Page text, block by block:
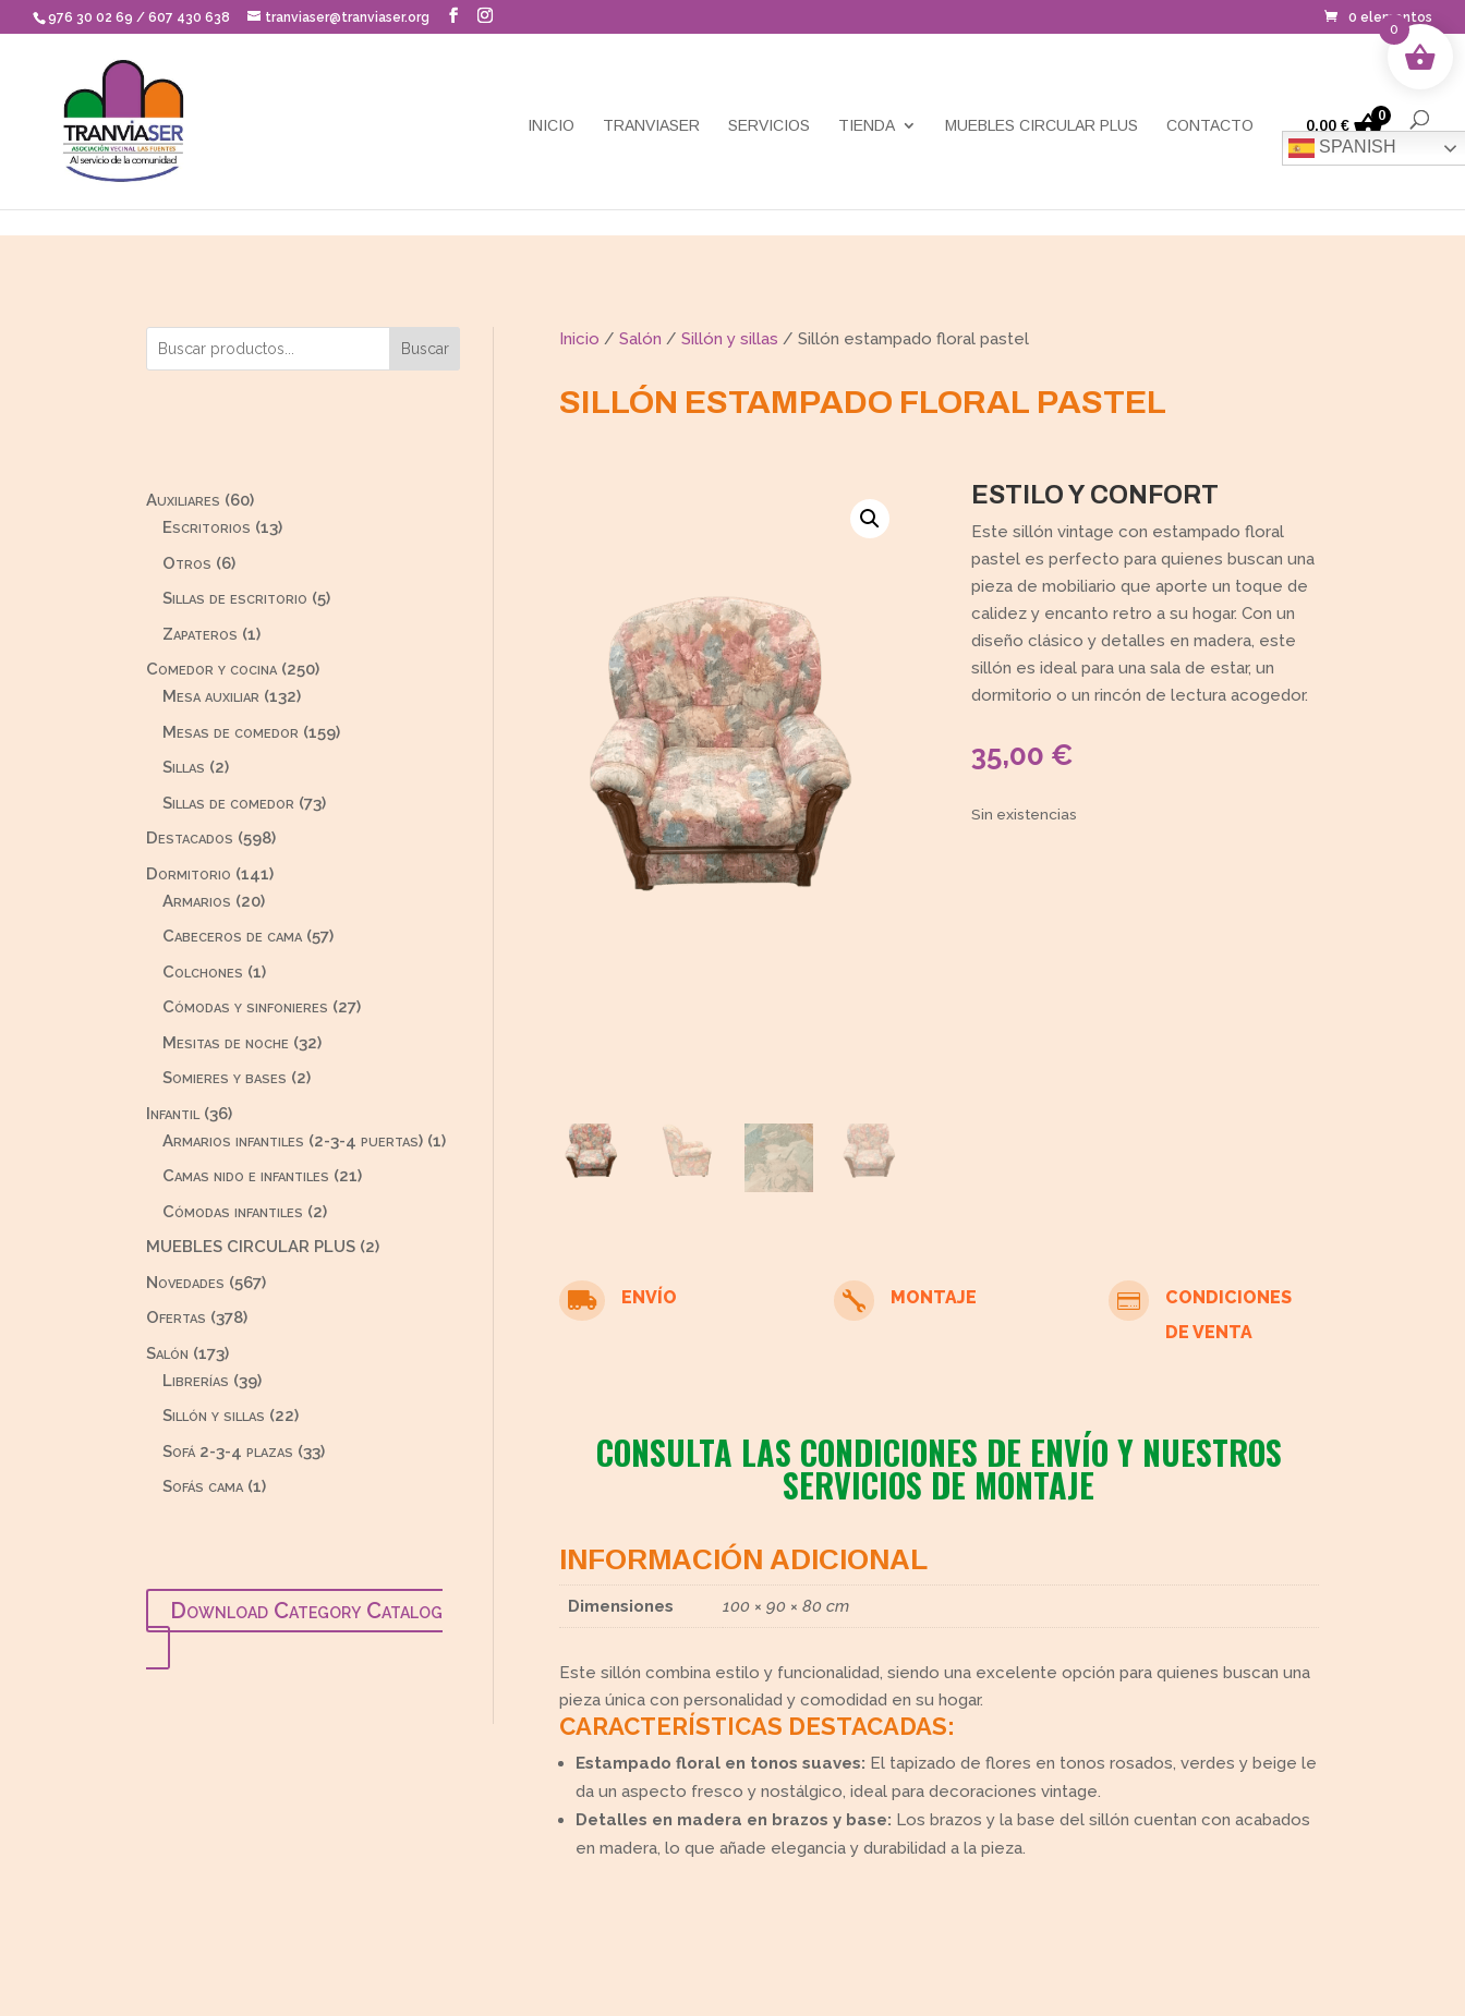
Skip to content
976 30 02 69 / 607 430 638 tranviaser@tranviaser.org 0 elementos
INICIO TRANVIASER SERVICIOS TIENDA MUEBLES CIRCULAR PLUS CONTACTO
SPANISH
0,00 €
0
Buscar
Auxiliares 6060
productos
Escritorios 1313
Otros 66
Sillas de escritorio 55
Zapateros 11
producto
Comedor y cocina 250250
Mesa auxiliar 132132
productos
Mesas de comedor 159159
Sillas 22
productos
Sillas de comedor 7373
Destacados 598598
productos
Dormitorio 141141
Armarios 2020
productos
Cabeceros de cama 5757
Colchones 11
Cómodas y sinfonieres 2727
Mesitas de noche 3232
Somieres y bases 22
Infantil 3636
productos
Armarios infantiles (2-3-4 puertas) 11
Camas nido e infantiles 2121
Cómodas infantiles 22
productos
MUEBLES CIRCULAR PLUS 22
Novedades 567567
Ofertas 378378
Salón 173173
productos
Librerías 3939
productos
Sillón y sillas 2222
productos
Sofá 2-3-4 plazas 3333
Sofás cama 11
Download Category Catalog
Inicio / Salón / Sillón y sillas / Sillón estampado floral pastel
SILLÓN ESTAMPADO FLORAL PASTEL
ESTILO Y CONFORT
Este sillón vintage con estampado floral
pastel es perfecto para quienes buscan una
pieza de mobiliario que aporte un toque de
calidez y encanto retro a su hogar. Con un
diseño clásico y detalles en madera, este
sillón es ideal para una sala de estar, un
dormitorio o un rincón de lectura acogedor.
35,00 €
Sin existencias
 ENVÍO  MONTAJE 
CONDICIONES
DE VENTA
CONSULTA LAS CONDICIONES DE ENVÍO Y NUESTROS
SERVICIOS DE MONTAJE
INFORMACIÓN ADICIONAL
Dimensiones 100 × 90 × 80 cm
Este sillón combina estilo y funcionalidad, siendo una excelente opción para quienes buscan una
pieza única con personalidad y comodidad en su hogar.
CARACTERÍSTICAS DESTACADAS:
Estampado floral en tonos suaves: El tapizado de flores en tonos rosados, verdes y beige le
da un aspecto fresco y nostálgico, ideal para decoraciones vintage.
Detalles en madera en brazos y base: Los brazos y la base del sillón cuentan con acabados
en madera, lo que añade elegancia y durabilidad a la pieza.
0